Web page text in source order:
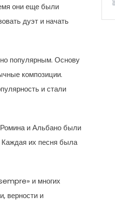
они еще были
дуэт и начать
популярным. Основу
композиции.
и стали
и Альбано были
Каждая их песня была
и многих
верности и